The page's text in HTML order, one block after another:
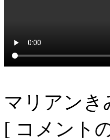
マリアンき
[ コメント